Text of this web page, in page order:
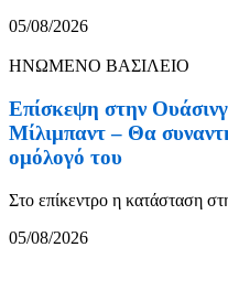
05/08/2026
ΗΝΩΜΕΝΟ ΒΑΣΙΛΕΙΟ
Επίσκεψη στην
Μίλιμπαντ – Θα
ομόλογό του
Στο επίκεντρο η κατάσταση
05/08/2026